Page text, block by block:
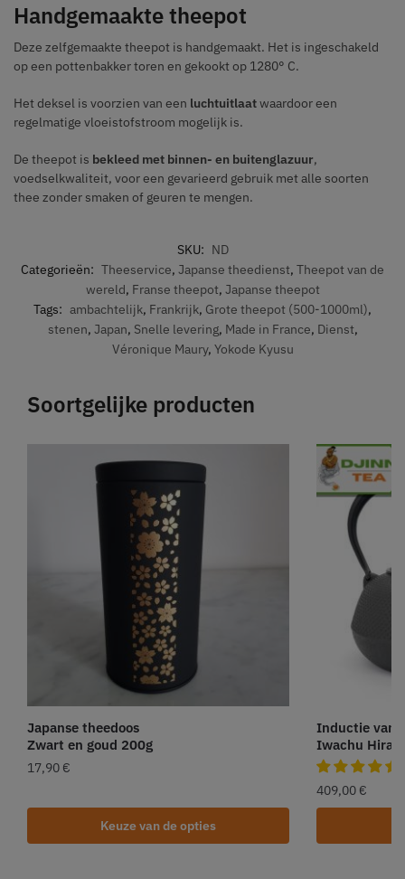
Handgemaakte theepot
Deze zelfgemaakte theepot is handgemaakt. Het is ingeschakeld
op een pottenbakker toren en gekookt op 1280° C.
Het deksel is voorzien van een luchtuitlaatwaardoor een
regelmatige vloeistofstroom mogelijk is.
De theepot is bekleed met binnen- en buitenglazuur,
voedselkwaliteit, voor een gevarieerd gebruik met alle soorten
thee zonder smaken of geuren te mengen.
SKU: ND
Categorieën: Theeservice, Japanse theedienst, Theepot van de
wereld, Franse theepot, Japanse theepot
Tags: ambachtelijk, Frankrijk, Grote theepot (500-1000ml),
stenen, Japan, Snelle levering, Made in France, Dienst,
Véronique Maury, Yokode Kyusu
Soortgelijke producten
Japanse theedoos
Zwart en goud 200g
17,90 €
Keuze van de opties
Inductie van
Iwachu
409,00 €